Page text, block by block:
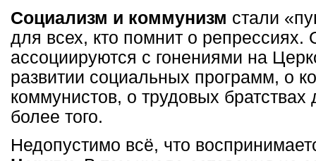
Социализм и коммунизм стали
для всех, кто помнит о репрессиях.
ассоциируются с гонениями на
развитии социальных программ, о
коммунистов, о трудовых
более того.
Недопустимо всё, что